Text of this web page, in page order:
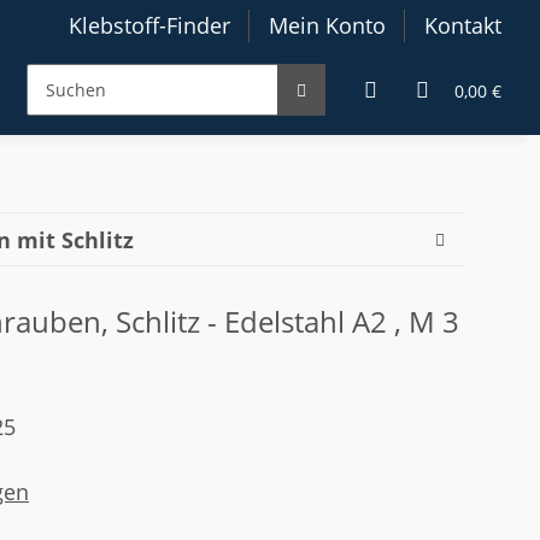
Klebstoff-Finder Mein Konto Kontakt
0,00 €
mit Schlitz
Schlitz - Edelstahl A2 , M 3